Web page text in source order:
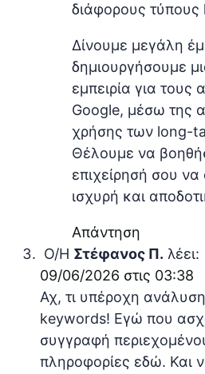
διάφορους
Δίνουμε μεγάλη
δημιουργήσουμε
εμπειρία για τους
Google, μέσω της
χρήσης των long-
Θέλουμε να
επιχείρησή σου να
ισχυρή και
Απάντηση
Ο/Η Στέφανος Π. λέει:
09/06/2026 στις 03:38
Αχ, τι υπέροχη
keywords! Εγώ που
συγγραφή
πληροφορίες εδώ. Και